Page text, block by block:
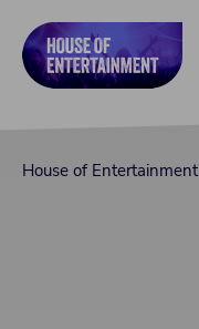
House of Entertainment